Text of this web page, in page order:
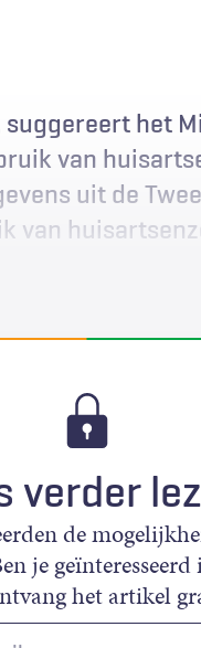
het
van
uit de
van
verder
de
je
het artikel